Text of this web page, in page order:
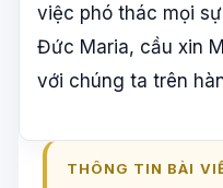
việc phó thác mọi
Đức Maria, cầu xin
với chúng ta trên
THÔNG TIN BÀI